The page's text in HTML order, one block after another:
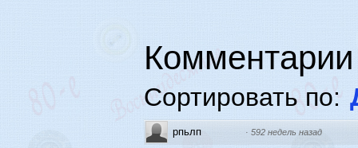
Комментарии
Сортировать по:
рпьлп · 592 недель назад